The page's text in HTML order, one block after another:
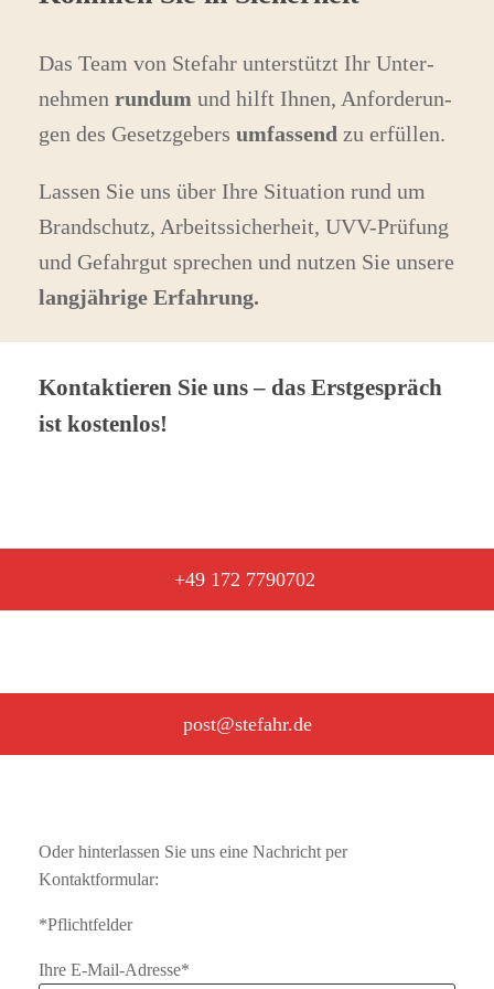
Das Team von Ste­fahr un­ter­stützt Ihr Un­ter­
neh­men rundum und hilft Ih­nen, An­for­de­run­
gen des Ge­setz­ge­bers um­fas­send zu erfüllen.
Las­sen Sie uns über Ihre Si­tua­tion rund um
Brand­schutz, Ar­beits­si­cher­heit, UVV-Prü­fung
und Ge­fahr­gut spre­chen und nut­zen Sie un­sere
lang­jäh­rige Erfahrung.
Kontaktieren Sie uns – das Erstgespräch
ist kostenlos!
+49 172 7790702
post@stefahr.de
Oder hin­ter­las­sen Sie uns eine Nach­richt per
Kontaktformular:
*Pflicht­fel­der
Ihre E‑­Mail-Adresse*